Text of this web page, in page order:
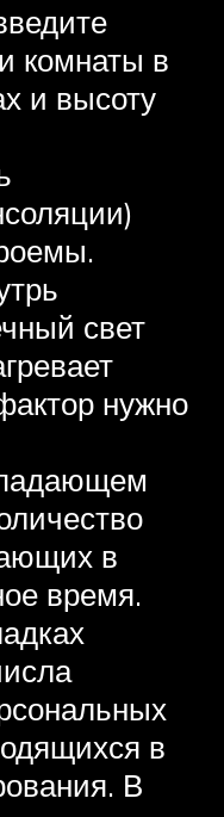
комнаты в
и высоту
свет
нужно
в
время.
в
В